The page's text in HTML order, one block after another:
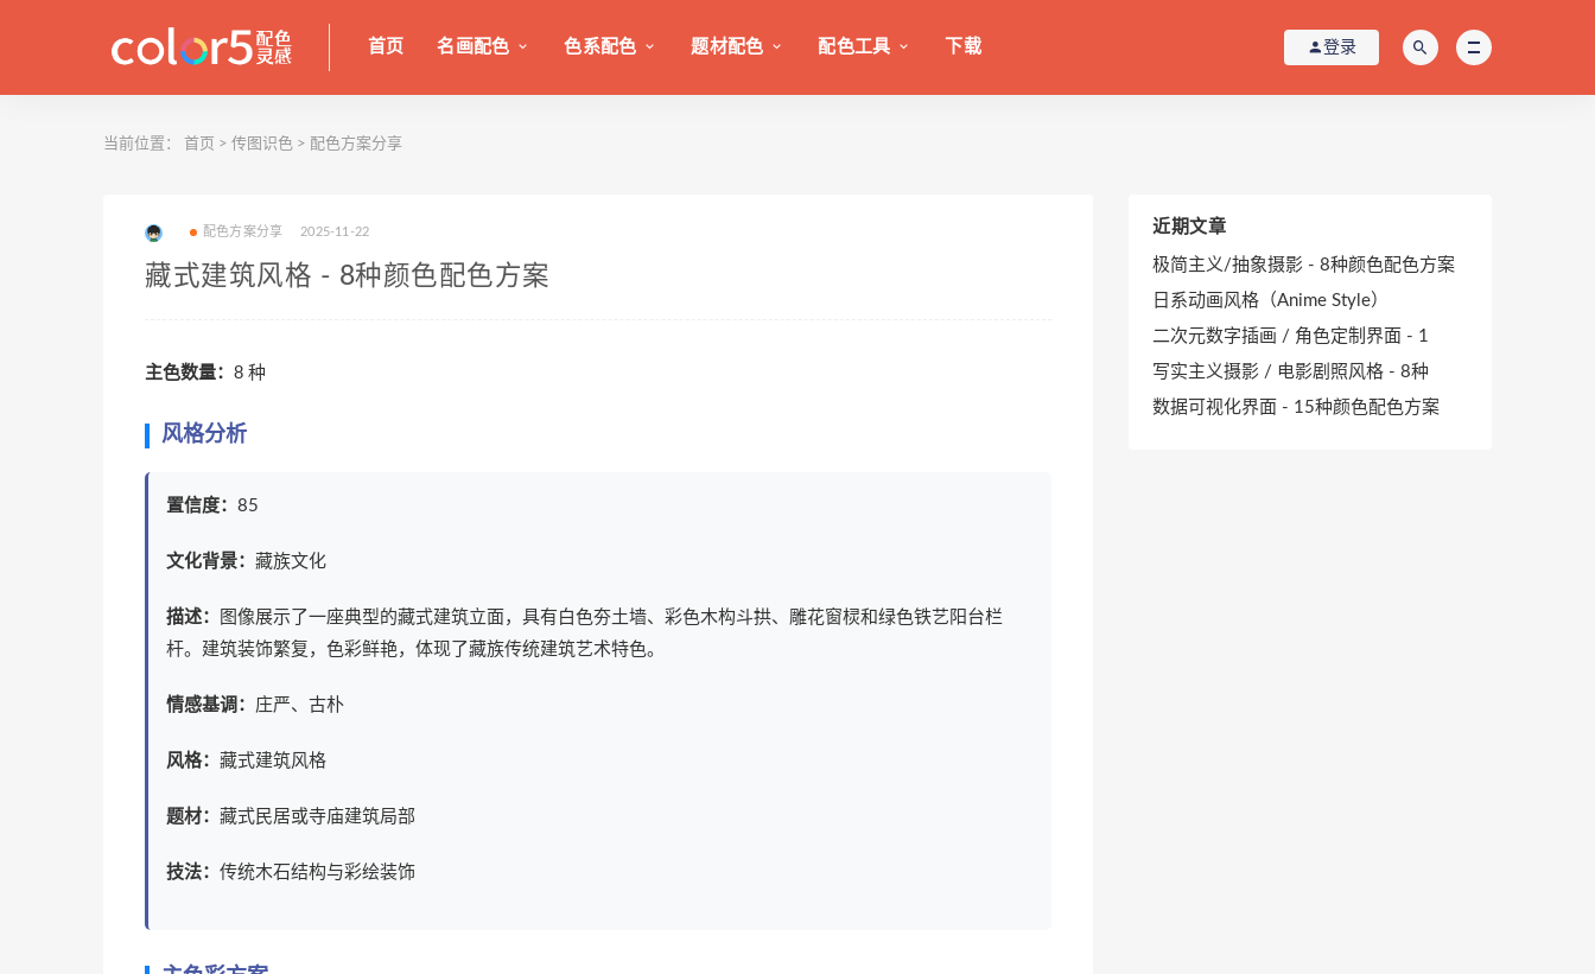
首页 名画配色 色系配色 题材配色 配色工具 下载 登录
当前位置： 首页 > 传图识色 > 配色方案分享
配色方案分享 2025-11-22
藏式建筑风格 - 8种颜色配色方案
主色数量： 8 种
风格分析
置信度： 85
文化背景： 藏族文化
描述：
图像展示了一座典型的藏式建筑立面，具有白色夯土墙、彩色木构斗拱、雕花窗棂和绿色铁艺阳台栏
杆。建筑装饰繁复，色彩鲜艳，体现了藏族传统建筑艺术特色。
情感基调： 庄严、古朴
风格： 藏式建筑风格
题材： 藏式民居或寺庙建筑局部
技法： 传统木石结构与彩绘装饰
近期文章
极简主义/抽象摄影 - 8种颜色配色方案
日系动画风格（Anime Style）
二次元数字插画 / 角色定制界面 - 1
写实主义摄影 / 电影剧照风格 - 8种
数据可视化界面 - 15种颜色配色方案